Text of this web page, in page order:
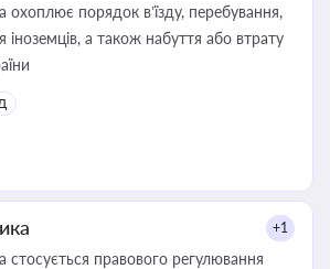
охоплює порядок в’їзду, перебування,
іноземців, а також набуття або втрату
+1
стосується правового регулювання